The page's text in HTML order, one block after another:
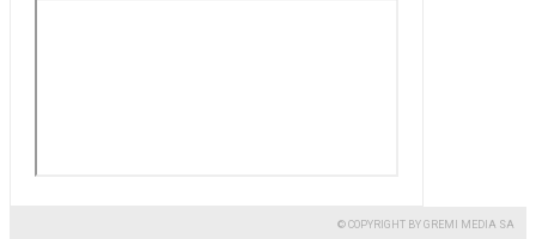
© COPYRIGHT BY GREMI MEDIA SA